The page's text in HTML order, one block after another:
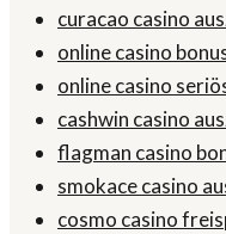
curacao casino
online casino
online casino
cashwin casino
flagman casino
smokace casino
cosmo casino